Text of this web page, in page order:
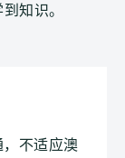
知识。
不适应澳